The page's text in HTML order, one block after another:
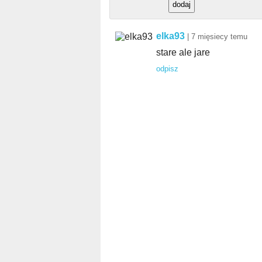
elka93 7 mięsiecy temu
stare ale jare
odpisz